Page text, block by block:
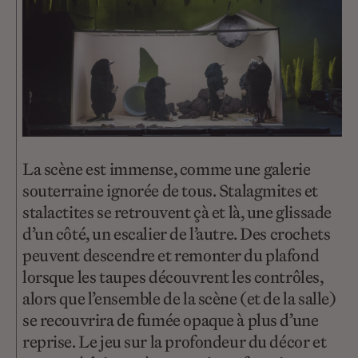
La scène est immense, comme une galerie
souterraine ignorée de tous. Stalagmites et
stalactites se retrouvent çà et là, une glissade
d’un côté, un escalier de l’autre. Des crochets
peuvent descendre et remonter du plafond
lorsque les taupes découvrent les contrôles,
alors que l’ensemble de la scène (et de la salle)
se recouvrira de fumée opaque à plus d’une
reprise. Le jeu sur la profondeur du décor et